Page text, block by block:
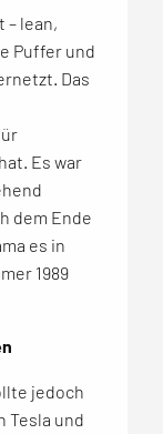
lean,
Puffer und
Das
Es war
dem Ende
es in
1989
jedoch
Tesla und